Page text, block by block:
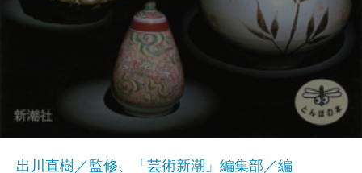
出川直樹／監修、「芸術新潮」編集部／編